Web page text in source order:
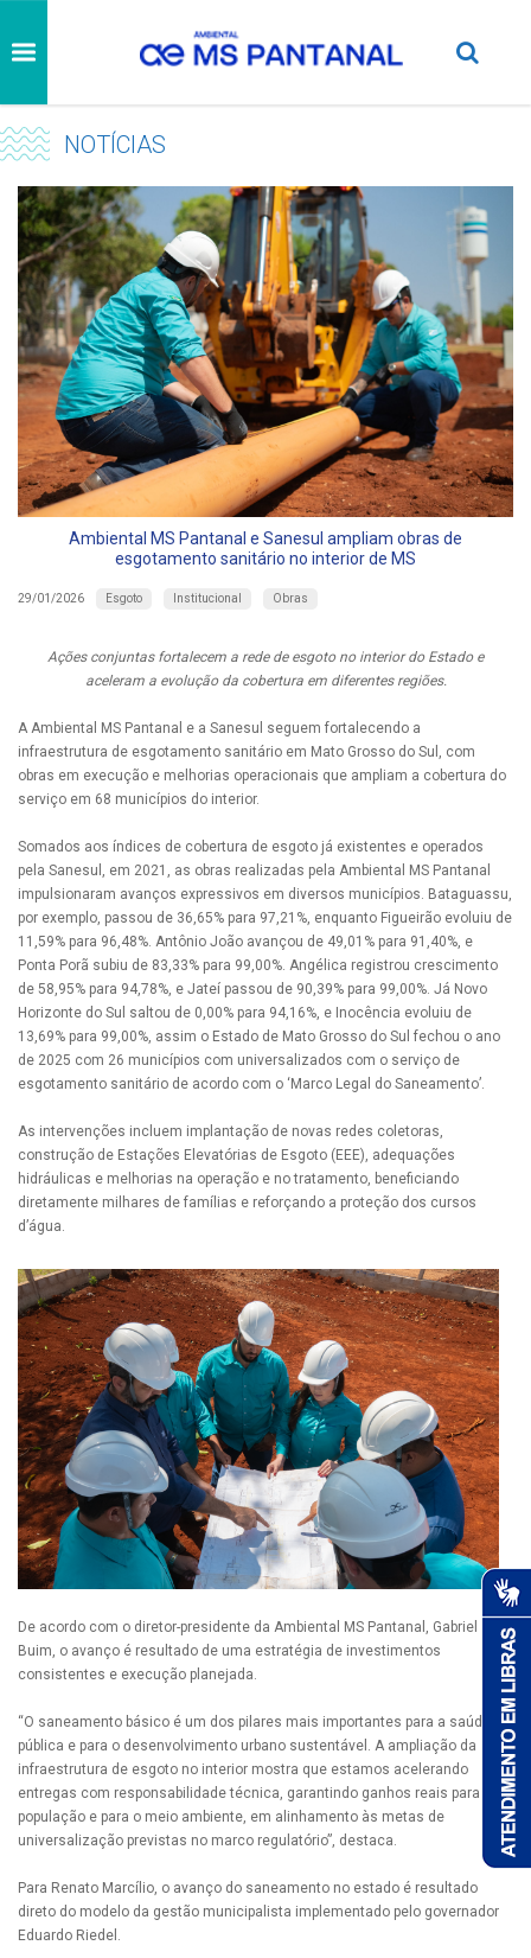
NOTÍCIAS
Ambiental MS Pantanal e Sanesul ampliam obras de
esgotamento sanitário no interior de MS
29/01/2026 Esgoto Institucional Obras
Ações conjuntas fortalecem a rede de esgoto no interior do Estado e
aceleram a evolução da cobertura em diferentes regiões.
A Ambiental MS Pantanal e a Sanesul seguem fortalecendo a
infraestrutura de esgotamento sanitário em Mato Grosso do Sul, com
obras em execução e melhorias operacionais que ampliam a cobertura do
serviço em 68 municípios do interior.
Somados aos índices de cobertura de esgoto já existentes e operados
pela Sanesul, em 2021, as obras realizadas pela Ambiental MS Pantanal
impulsionaram avanços expressivos em diversos municípios. Bataguassu,
por exemplo, passou de 36,65% para 97,21%, enquanto Figueirão evoluiu de
11,59% para 96,48%. Antônio João avançou de 49,01% para 91,40%, e
Ponta Porã subiu de 83,33% para 99,00%. Angélica registrou crescimento
de 58,95% para 94,78%, e Jateí passou de 90,39% para 99,00%. Já Novo
Horizonte do Sul saltou de 0,00% para 94,16%, e Inocência evoluiu de
13,69% para 99,00%, assim o Estado de Mato Grosso do Sul fechou o ano
de 2025 com 26 municípios com universalizados com o serviço de
esgotamento sanitário de acordo com o ‘Marco Legal do Saneamento’.
As intervenções incluem implantação de novas redes coletoras,
construção de Estações Elevatórias de Esgoto (EEE), adequações
hidráulicas e melhorias na operação e no tratamento, beneficiando
diretamente milhares de famílias e reforçando a proteção dos cursos
d’água.
De acordo com o diretor-presidente da Ambiental MS Pantanal, Gabriel
Buim, o avanço é resultado de uma estratégia de investimentos
consistentes e execução planejada.
“O saneamento básico é um dos pilares mais importantes para a saúde
pública e para o desenvolvimento urbano sustentável. A ampliação da
infraestrutura de esgoto no interior mostra que estamos acelerando
entregas com responsabilidade técnica, garantindo ganhos reais para a
população e para o meio ambiente, em alinhamento às metas de
universalização previstas no marco regulatório”, destaca.
Para Renato Marcílio, o avanço do saneamento no estado é resultado
direto do modelo da gestão municipalista implementado pelo governador
Eduardo Riedel.